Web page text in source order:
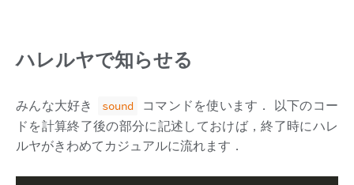
ハレルヤで知らせる
みんな大好き sound
コマンドを使います． 以下のコー
ドを計算終了後の部分に記述しておけば，終了時にハレ
ルヤがきわめてカジュアルに流れます．